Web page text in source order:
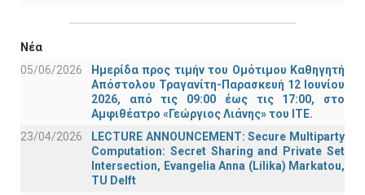
Νέα
05/06/2026
Ημερίδα προς τιμήν του Ομότιμου Καθηγητή
Απόστολου Τραγανίτη-Παρασκευή 12 Ιουνίου
2026, από τις 09:00 έως τις 17:00, στο
Αμφιθέατρο «Γεώργιος Λιάνης» του ΙΤΕ.
23/04/2026
LECTURE ANNOUNCEMENT: Secure Multiparty
Computation: Secret Sharing and Private Set
Intersection, Evangelia Anna (Lilika) Markatou,
TU Delft